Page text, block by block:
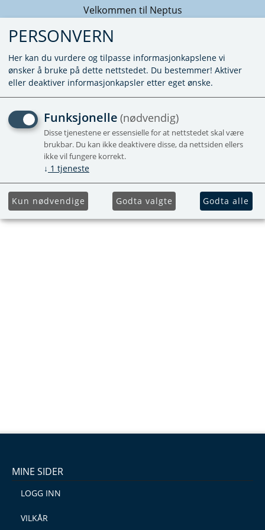
Velkommen til Neptus
KUNNE IKKE FINNE PRODUKTET
Forside
MINE SIDER
LOGG INN
VILKÅR
PERSONVERN
Her kan du vurdere og tilpasse informasjonkapslene vi
ønsker å bruke på dette nettstedet. Du bestemmer! Aktiver
eller deaktiver informasjonkapsler etter eget ønske.
Funksjonelle (nødvendig)
Disse tjenestene er essensielle for at nettstedet skal være
brukbar. Du kan ikke deaktivere disse, da nettsiden ellers
ikke vil fungere korrekt.
↓ 1 tjeneste
Kun nødvendige Godta valgte Godta alle